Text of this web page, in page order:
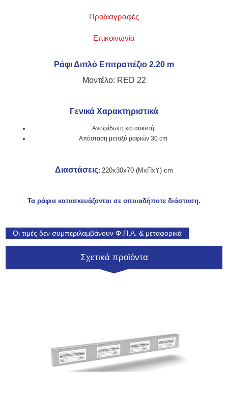
Προδιαγραφές
Επικοινωνία
Ράφι Διπλό Επιτραπέζιο 2.20 m
Μοντέλο: RED 22
Γενικά Χαρακτηριστικά
Ανοξείδωτη κατασκευή
Απόσταση μεταξύ ραφιών 30 cm
Διαστάσεις: 220x30x70 (ΜxΠxΥ) cm
Τα ράφια κατασκευάζονται σε οποιαδήποτε διάσταση.
Οι τιμές δεν συμπεριλαμβάνουν Φ.Π.Α. & μεταφορικά
Σχετικά προϊόντα